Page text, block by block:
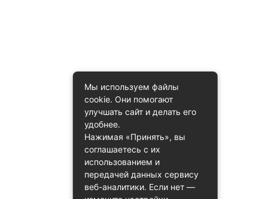
Мы используем файлы
cookie. Они помогают
улучшать сайт и делать его
удобнее.
Нажимая «Принять», вы
соглашаетесь с их
использованием и
передачей данных сервису
веб-аналитики. Если нет —